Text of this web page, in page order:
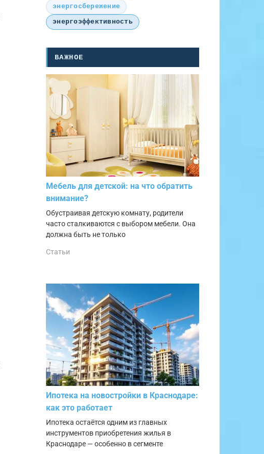
энергосбережение
энергоэффективность
ВАЖНОЕ
Мебель для детской: на что обратить
внимание?
Обустраивая детскую комнату, родители
часто сталкиваются с выбором мебели. Она
должна быть не только
Статьи
Ипотека на новостройки в Краснодаре:
как это работает
Ипотека остаётся одним из главных
инструментов приобретения жилья в
Краснодаре — особенно в сегменте